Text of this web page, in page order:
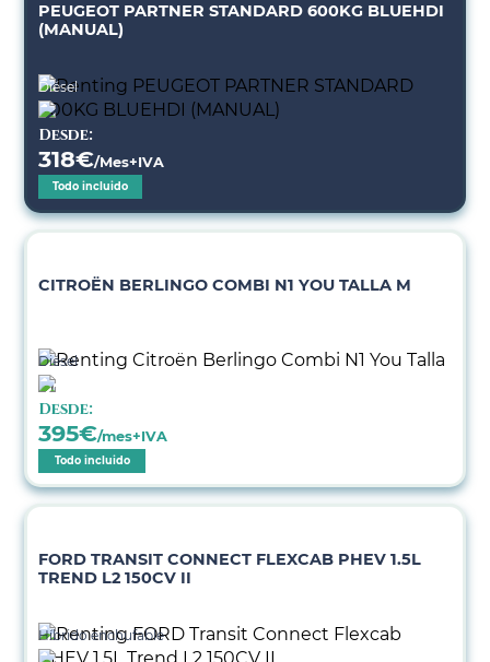
PEUGEOT PARTNER STANDARD 600KG BLUEHDI
(MANUAL)
Diésel
Desde:
318€/Mes+IVA
Todo incluido
CITROËN BERLINGO COMBI N1 YOU TALLA M
Diésel
Desde:
395€/mes+IVA
Todo incluido
FORD TRANSIT CONNECT FLEXCAB PHEV 1.5L
TREND L2 150CV II
Híbrido enchufable